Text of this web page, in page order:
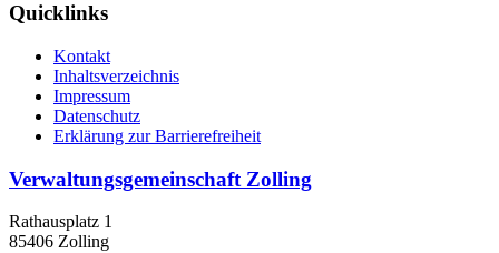
Quicklinks
Kontakt
Inhaltsverzeichnis
Impressum
Datenschutz
Erklärung zur Barrierefreiheit
Verwaltungsgemeinschaft Zolling
Rathausplatz 1
85406 Zolling